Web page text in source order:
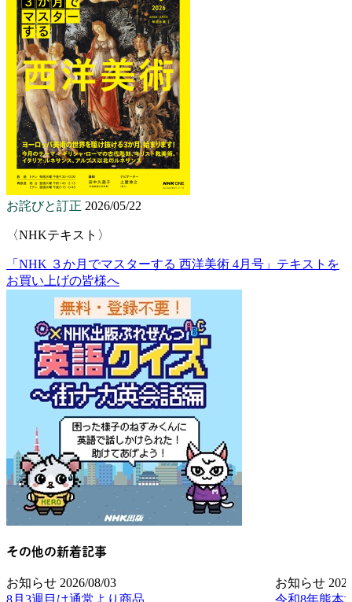
お詫びと訂正 2026/05/22
〈NHKテキスト〉
「NHK ３か月でマスターする 西洋美術 4月号」テキストを
お買い上げの皆様へ
その他の新着記事
お知らせ 2026/08/03
8月3週目は通常より商品
お知らせ
令和8年熊本